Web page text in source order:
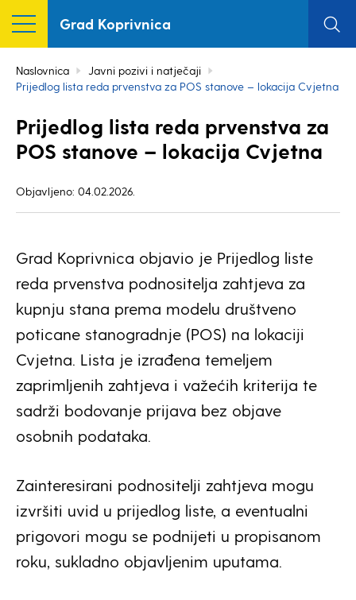
Grad Koprivnica
Naslovnica
Javni pozivi i natječaji
Prijedlog lista reda prvenstva za POS stanove – lokacija Cvjetna
Prijedlog lista reda prvenstva za
POS stanove – lokacija Cvjetna
Objavljeno: 04.02.2026.
Grad Koprivnica objavio je Prijedlog liste
reda prvenstva podnositelja zahtjeva za
kupnju stana prema modelu društveno
poticane stanogradnje (POS) na lokaciji
Cvjetna. Lista je izrađena temeljem
zaprimljenih zahtjeva i važećih kriterija te
sadrži bodovanje prijava bez objave
osobnih podataka.
Zainteresirani podnositelji zahtjeva mogu
izvršiti uvid u prijedlog liste, a eventualni
prigovori mogu se podnijeti u propisanom
roku, sukladno objavljenim uputama.